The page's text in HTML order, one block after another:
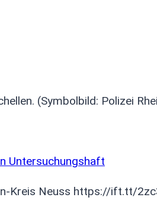
(Symbolbild: Polizei
Untersuchungshaft
Kreis Neuss https://ift.tt/